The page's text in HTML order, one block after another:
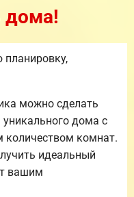
дома!
планировку,
можно сделать
дома с
комнат.
идеальный
вашим